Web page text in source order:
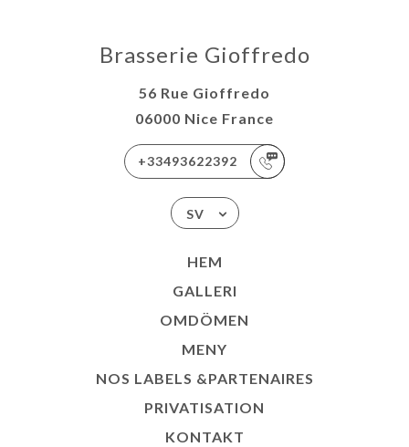
Brasserie Gioffredo
56 Rue Gioffredo
06000 Nice France
+33493622392
SV
HEM
GALLERI
OMDÖMEN
MENY
NOS LABELS &PARTENAIRES
PRIVATISATION
KONTAKT